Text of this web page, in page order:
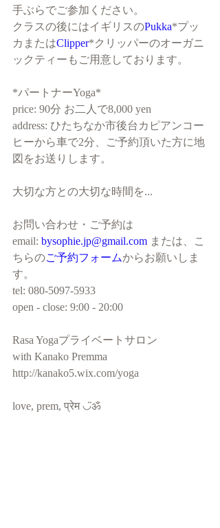
手ぶらでご参加ください。
クラスの後にはイギリスのPukka*プッ
カまたはClipper*クリッパーのオーガニ
ックティーもご用意しております。
*パートナーYoga*
price: 90分 お二人で8,000 yen
address: ひたちなか市後台カピアンコー
ヒーから車で2分、ご予約頂いた方に地
図をお送りします。
大切な方との大切な時間を...
お問い合わせ・ご予約は
email: bysophie.jp@gmail.com または、こ
ちらのご予約フォームからお願いしま
す。
tel: 080-5097-5933
open - close: 9:00 - 20:00
Rasa Yogaプライベートサロン
with Kanako Premma
http://kanako5.wix.com/yoga
love, prem, प्रेम ◡̈ॐ